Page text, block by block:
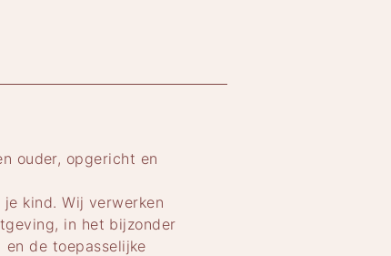
ouder, opgericht en
kind. Wij verwerken
in het bijzonder
en de toepasselijke